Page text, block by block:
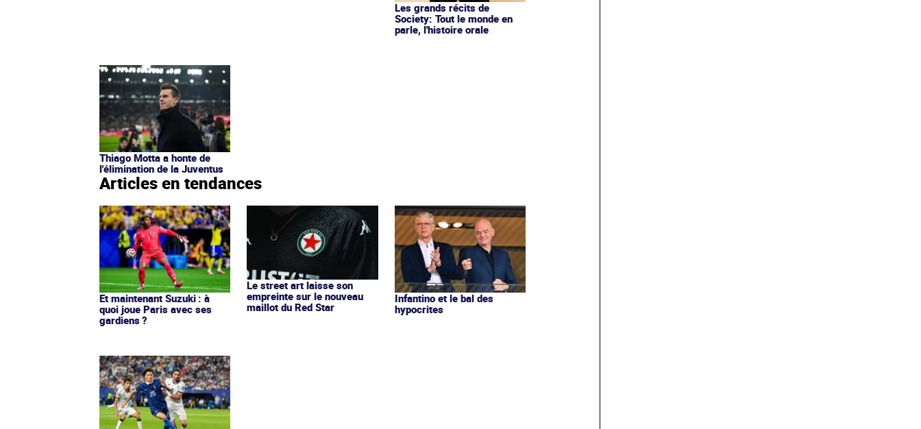
Les grands récits de
Society: Tout le monde en
parle, l'histoire orale
Thiago Motta a honte de
l'élimination de la Juventus
Articles en tendances
Et maintenant Suzuki : à
quoi joue Paris avec ses
gardiens ?
Le street art laisse son
empreinte sur le nouveau
maillot du Red Star
Infantino et le bal des
hypocrites